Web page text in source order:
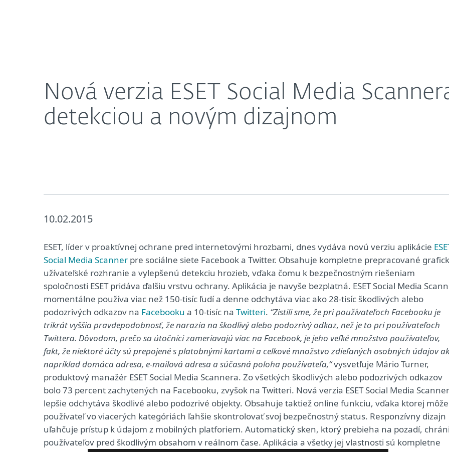
Nová verzia ESET Social Media
detekciou a novým dizajnom
10.02.2015
ESET, líder v proaktívnej ochrane pred internetovými hrozbami, dnes vydáva novú verziu aplikácie
Social Media Scanner pre sociálne siete Facebook a Twitter. Obsahuje kompletne prepracované
užívateľské rozhranie a vylepšenú detekciu hrozieb, vďaka čomu k bezpečnostným riešeniam
spoločnosti ESET pridáva ďalšiu vrstvu ochrany. Aplikácia je navyše bezplatná. ESET Social Media
momentálne používa viac než 150-tisíc ľudí a denne odchytáva viac ako 28-tisíc škodlivých alebo
podozrivých odkazov na Facebooku a 10-tisíc na Twitteri. “Zistili sme, že pri používateľoch Facebooku je
trikrát vyššia pravdepodobnosť, že narazia na škodlivý alebo podozrivý odkaz, než je to pri používateľoch
Twittera. Dôvodom, prečo sa útočníci zameriavajú viac na Facebook, je jeho veľké množstvo používateľov,
fakt, že niektoré účty sú prepojené s platobnými kartami a celkové množstvo zdieľaných osobných údajov
napríklad domáca adresa, e-mailová adresa a súčasná poloha používateľa,“vysvetľuje Mário Turner,
produktový manažér ESET Social Media Scannera. Zo všetkých škodlivých alebo podozrivých odkazov
bolo 73 percent zachytených na Facebooku, zvyšok na Twitteri. Nová verzia ESET Social Media
lepšie odchytáva škodlivé alebo podozrivé objekty. Obsahuje taktiež online funkciu, vďaka ktorej môže
používateľ vo viacerých kategóriách ľahšie skontrolovať svoj bezpečnostný status. Responzívny dizajn
uľahčuje prístup k údajom z mobilných platforiem. Automatický sken, ktorý prebieha na pozadí, chráni
používateľov pred škodlivým obsahom v reálnom čase. Aplikácia a všetky jej vlastnosti sú kompletne